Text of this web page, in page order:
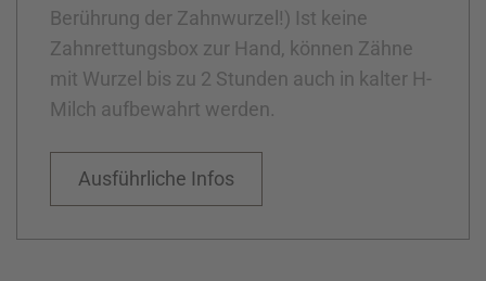
Berührung der Zahnwurzel!) Ist keine
Zahnrettungsbox zur Hand, können Zähne
mit Wurzel bis zu 2 Stunden auch in kalter H-
Milch aufbewahrt werden.
Ausführliche Infos